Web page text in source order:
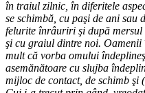
în traiul zilnic, în diferitele
se schimbă, cu paşi de ani sau
felurite înrâuriri şi după mersul
şi cu graiul dintre noi. Oamenii
mult că vorba omului
asemănătoare cu slujba
mijloc de contact, de schimb şi